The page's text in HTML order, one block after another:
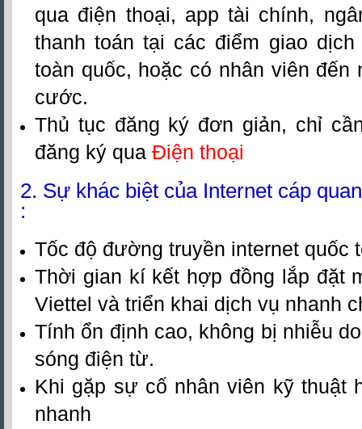
qua điện thoại, app tài chính,
thanh toán tại các điểm giao dịch
toàn quốc, hoặc có nhân viên đến
cước.
Thủ tục đăng ký đơn giản, chỉ
đăng ký qua Điện thoại
2. Sự khác biệt của Internet cáp
:
Tốc độ đường truyền internet quốc
Thời gian kí kết hợp đồng lắp đặt
Viettel và triển khai dịch vụ nhanh
Tính ổn định cao, không bị nhiễu
sóng điện từ.
Khi gặp sự cố nhân viên kỹ thuật
nhanh